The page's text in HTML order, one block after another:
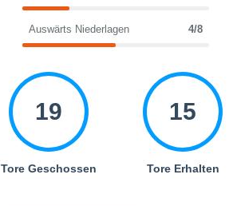
Auswärts Niederlagen 4/8
19
Tore Geschossen
15
Tore Erhalten